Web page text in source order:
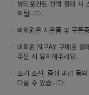
뷰티포인트 전액 결제 시
외됩니다.
비회원은 사은품 및 쿠폰
비회원 N PAY 구매로 결
주문 시 유의해주세요.
조기 소진, 증정 마감 등
다를 수 있습니다.